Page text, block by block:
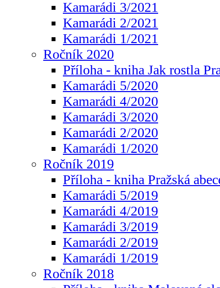
Kamarádi 3/2021
Kamarádi 2/2021
Kamarádi 1/2021
Ročník 2020
Příloha - kniha Jak rostla
Kamarádi 5/2020
Kamarádi 4/2020
Kamarádi 3/2020
Kamarádi 2/2020
Kamarádi 1/2020
Ročník 2019
Příloha - kniha Pražská
Kamarádi 5/2019
Kamarádi 4/2019
Kamarádi 3/2019
Kamarádi 2/2019
Kamarádi 1/2019
Ročník 2018